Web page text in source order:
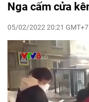
Nga cấm cửa
05/02/2022 20:21 GMT+7